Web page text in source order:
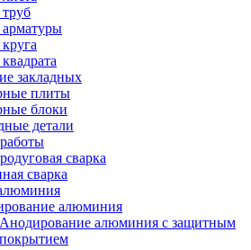
арматуры
закладных
плиты
блоки
детали
сварка
сварка
алюминия
Анодирование алюминия с защитным
покрытием